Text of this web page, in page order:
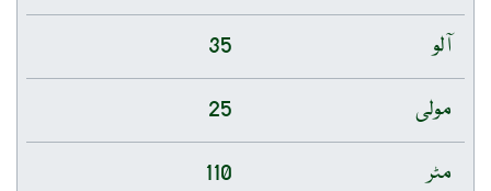
آلو
35
مولی
25
مٹر
110